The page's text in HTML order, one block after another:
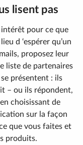
lisent pas
intérêt pour ce que
d ‘espérer qu’un
proposez leur
liste de partenaires
présentent : ils
– ou ils répondent,
choisissant de
sur la façon
que vous faites et
produits.